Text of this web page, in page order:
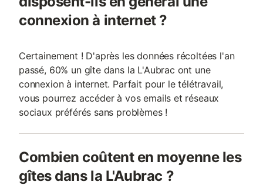
connexion à internet ?
Certainement ! D'après les données récoltées l'an
passé, 60% un gîte dans la L'Aubrac ont une
connexion à internet. Parfait pour le télétravail,
vous pourrez accéder à vos emails et réseaux
sociaux préférés sans problèmes !
Combien coûtent en moyenne les
gîtes dans la L'Aubrac ?